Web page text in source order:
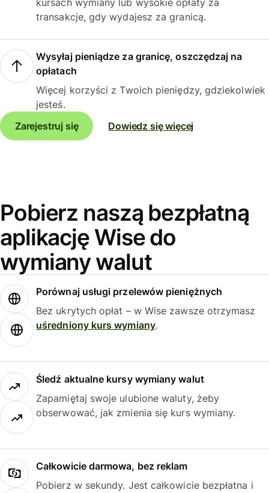
kursach wymiany lub wysokie opłaty za
transakcje, gdy wydajesz za granicą.
Wysyłaj pieniądze za granicę, oszczędzaj na
opłatach
Więcej korzyści z Twoich pieniędzy, gdziekolwiek
jesteś.
Zarejestruj się
Dowiedz się więcej
Pobierz naszą bezpłatną
aplikację Wise do
wymiany walut
Porównaj usługi przelewów pieniężnych
Bez ukrytych opłat – w Wise zawsze otrzymasz
uśredniony kurs wymiany.
Śledź aktualne kursy wymiany walut
Zapamiętaj swoje ulubione waluty, żeby
obserwować, jak zmienia się kurs wymiany.
Całkowicie darmowa, bez reklam
Pobierz w sekundy. Jest całkowicie bezpłatna i